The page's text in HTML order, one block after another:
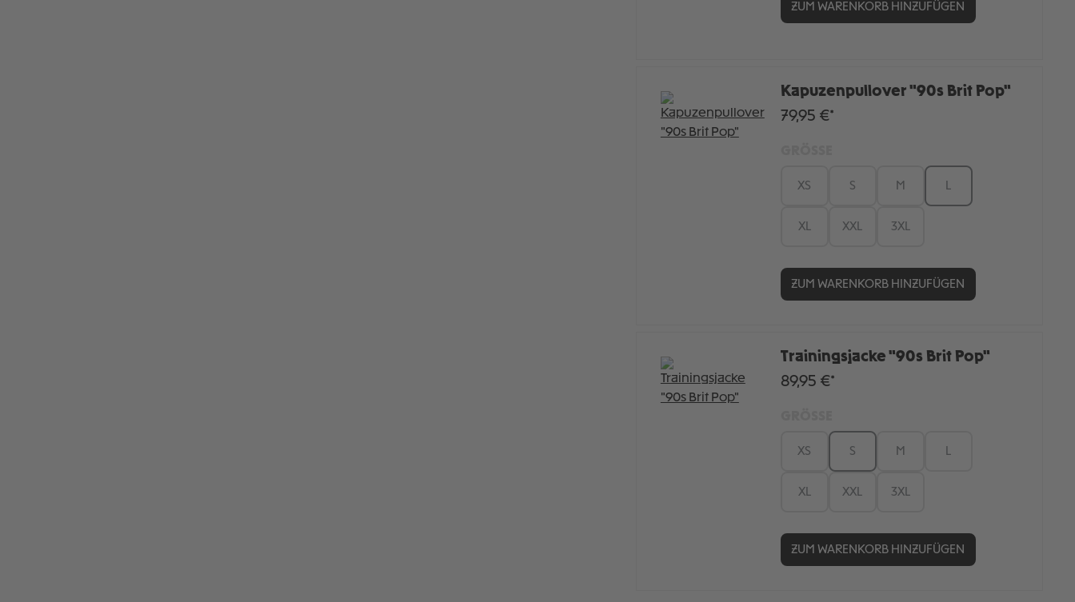
ZUM WARENKORB HINZUFÜGEN
Kapuzenpullover "90s Brit Pop"
79,95 €*
XS S M
XL XXL 3XL
ZUM WARENKORB HINZUFÜGEN
Trainingsjacke "90s Brit Pop"
89,95 €*
XS S M
XL XXL 3XL
ZUM WARENKORB HINZUFÜGEN